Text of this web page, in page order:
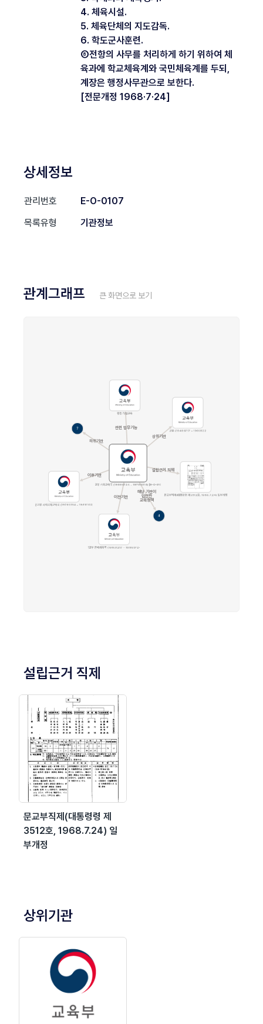
4. 체육시설.
5. 체육단체의 지도감독.
6. 학도군사훈련.
⑧전항의 사무를 처리하게 하기 위하여 체
육과에 학교체육계와 국민체육계를 두되,
계장은 행정사무관으로 보한다.
[전문개정 1968·7·24]
상세정보
관리번호
E-O-0107
목록유형
기관정보
관계그래프 큰 화면으로 보기
설립근거 직제
문교부직제(대통령령 제
3512호, 1968.7.24) 일
부개정
상위기관